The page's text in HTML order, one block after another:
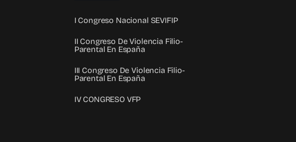
I Congreso Nacional SEVIFIP
II Congreso De Violencia Filio-
Parental En España
III Congreso De Violencia Filio-
Parental En España
IV CONGRESO VFP